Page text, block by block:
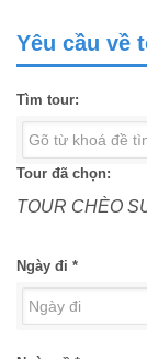
Yêu cầu về
Tìm tour:
Tour đã chọn:
TOUR CHÈO
Ngày đi *